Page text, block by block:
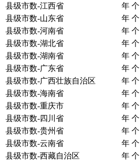
县级市数-江西省
年 个
县级市数-山东省
年 个
县级市数-河南省
年 个
县级市数-湖北省
年 个
县级市数-湖南省
年 个
县级市数-广东省
年 个
县级市数-广西壮族自治区
年 个
县级市数-海南省
年 个
县级市数-重庆市
年 个
县级市数-四川省
年 个
县级市数-贵州省
年 个
县级市数-云南省
年 个
县级市数-西藏自治区
年 个